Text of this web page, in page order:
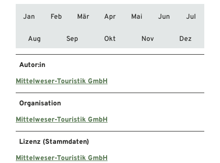
Jan Feb Mär Apr Mai Jun Jul
Aug Sep Okt Nov Dez
Autor:in
Mittelweser-Touristik GmbH
Organisation
Mittelweser-Touristik GmbH
Lizenz (Stammdaten)
Mittelweser-Touristik GmbH